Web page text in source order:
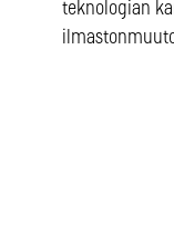
teknologian